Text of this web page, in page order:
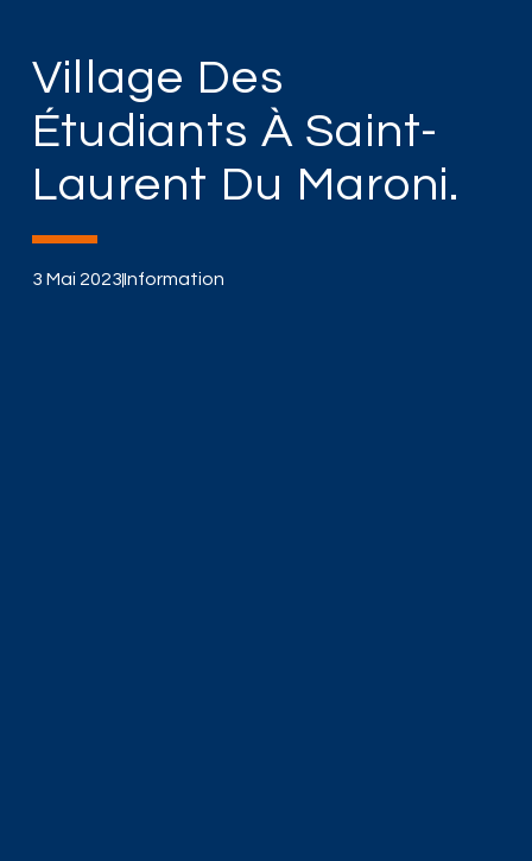
Village Des
Étudiants À Saint-
Laurent Du Maroni.
3 Mai 2023Information